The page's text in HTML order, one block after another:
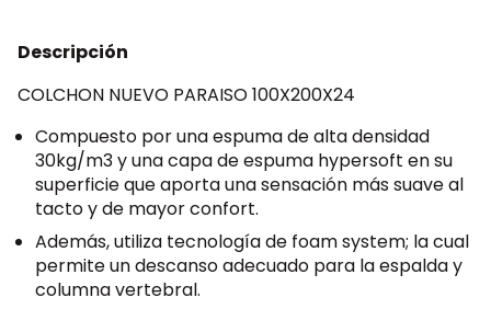
Descripción
COLCHON NUEVO PARAISO 100X200X24
Compuesto por una espuma de alta densidad
30kg/m3 y una capa de espuma hypersoft en su
superficie que aporta una sensación más suave al
tacto y de mayor confort.
Además, utiliza tecnología de foam system; la cual
permite un descanso adecuado para la espalda y
columna vertebral.